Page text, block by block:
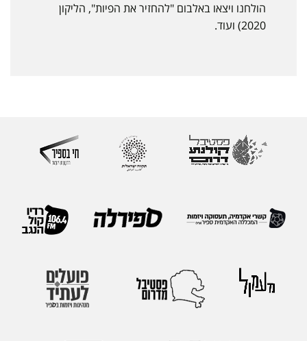
הולחנו ויצאו באלבום "להחזיר את הפיות", הליקון
2020) ועוד.